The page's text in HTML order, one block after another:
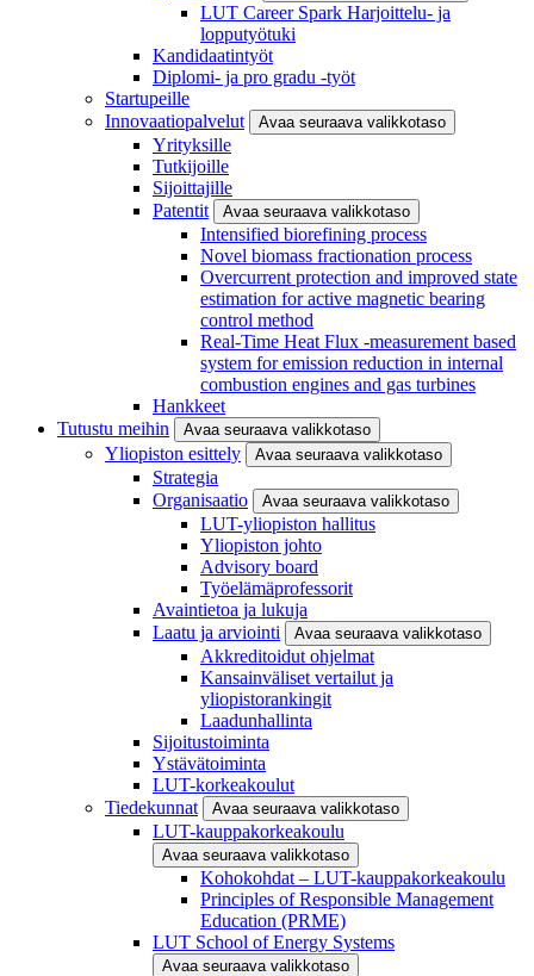
LUT Career Spark Harjoittelu- ja
lopputyötuki
Kandidaatintyöt
Diplomi- ja pro gradu -työt
Startupeille
Innovaatiopalvelut
Avaa seuraava valikkotaso
Yrityksille
Tutkijoille
Sijoittajille
Patentit
Avaa seuraava valikkotaso
Intensified biorefining process
Novel biomass fractionation process
Overcurrent protection and improved state
estimation for active magnetic bearing
control method
Real-Time Heat Flux -measurement based
system for emission reduction in internal
combustion engines and gas turbines
Hankkeet
Tutustu meihin
Avaa seuraava valikkotaso
Yliopiston esittely Avaa seuraava valikkotaso
Strategia
Organisaatio
Avaa seuraava valikkotaso
LUT-yliopiston hallitus
Yliopiston johto
Advisory board
Työelämäprofessorit
Avaintietoa ja lukuja
Laatu ja arviointi
Avaa seuraava valikkotaso
Akkreditoidut ohjelmat
Kansainväliset vertailut ja
yliopistorankingit
Laadunhallinta
Sijoitustoiminta
Ystävätoiminta
LUT-korkeakoulut
Tiedekunnat
Avaa seuraava valikkotaso
LUT-kauppakorkeakoulu
Avaa seuraava valikkotaso
Kohokohdat – LUT-kauppakorkeakoulu
Principles of Responsible Management
Education (PRME)
LUT School of Energy Systems
Avaa seuraava valikkotaso